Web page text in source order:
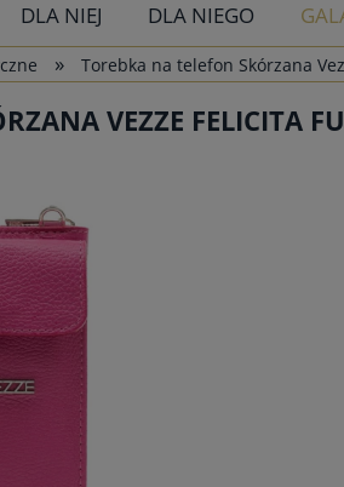
DLA NIEJ DLA NIEGO
» Torebka na telefon Skórzana
VEZZE FELICITA